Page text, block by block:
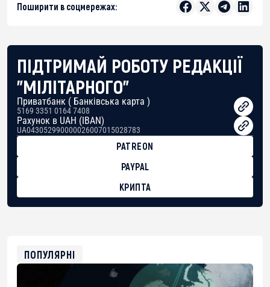
Поширити в соцмережах:
ПІДТРИМАЙ РОБОТУ РЕДАКЦІЇ
"МІЛІТАРНОГО"
Приватбанк ( Банківська карта )
5169 3351 0164 7408
Рахунок в UAH (IBAN)
UA043052990000026007015028783
PATREON
PAYPAL
КРИПТА
0xfD02863D3289416fcF50975c9DFda13623f97758
ПОПУЛЯРНІ